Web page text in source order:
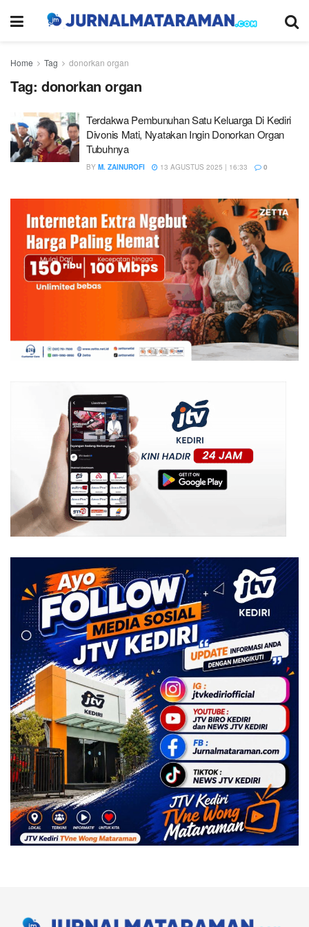
Home Tag donorkan organ
Tag: donorkan organ
Terdakwa Pembunuhan Satu Keluarga Di Kediri
Divonis Mati, Nyatakan Ingin Donorkan Organ
Tubuhnya
BY M. ZAINUROFI 13 AGUSTUS 2025 | 16:33 0